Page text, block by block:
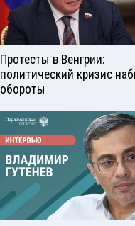
Протесты в Венгрии:
политический кризис
обороты